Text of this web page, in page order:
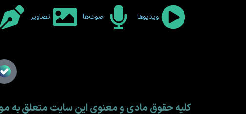
ویدیوها صوت‌ها تصاویر
کلیه حقوق مادی و معنوی این سایت متعلق